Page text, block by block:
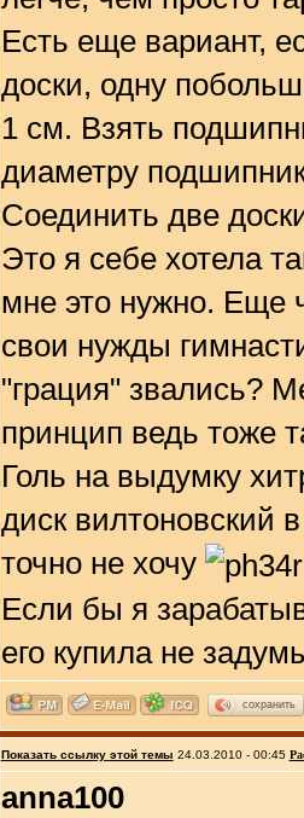
Есть еще вариант,
доски, одну
1 см. Взять
диаметру
Соединить две
Это я себе хотела
мне это нужно. Еще
свои нужды
"грация" звались?
принцип ведь тоже
Голь на выдумку
диск вилтоновский
точно не хочу
Если бы я
его купила не
сохранить
Показать ссылку этой темы 24.03.2010 - 00:45
anna100